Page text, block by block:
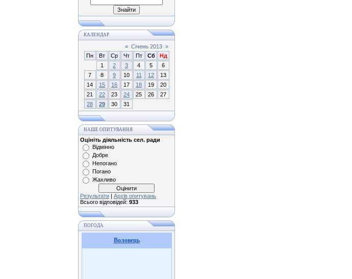
КАЛЕНДАР
« Січень 2013 »
Пн
Вт Ср Чт Пт Сб
Нд
1
2 3 4 5
6
7
8 9 10 11 12
13
14
15 16 17 18 19
20
21
22 23 24 25 26
27
28
29 30 31
НАШЕ ОПИТУВАННЯ
Оцініть діяльність сел. ради
Відмінно
Добре
Непогано
Погано
Жахливо
Результати | Архів опитувань
Всього відповідей: 933
ПОГОДА
Воловець